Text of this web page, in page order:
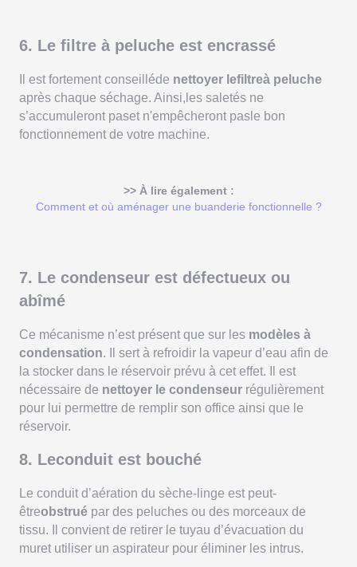
6. Le filtre à peluche est encrassé
Il est fortement conseilléde nettoyer lefiltreà peluche
après chaque séchage. Ainsi,les saletés ne
s’accumuleront paset n'empêcheront pasle bon
fonctionnement de votre machine.
>> À lire également :
Comment et où aménager une buanderie fonctionnelle ?
7. Le condenseur est défectueux ou
abîmé
Ce mécanisme n’est présent que sur les modèles à
condensation. Il sert à refroidir la vapeur d’eau afin de
la stocker dans le réservoir prévu à cet effet. Il est
nécessaire de nettoyer le condenseur régulièrement
pour lui permettre de remplir son office ainsi que le
réservoir.
8. Leconduit est bouché
Le conduit d’aération du sèche-linge est peut-
êtreobstrué par des peluches ou des morceaux de
tissu. Il convient de retirer le tuyau d’évacuation du
muret utiliser un aspirateur pour éliminer les intrus.